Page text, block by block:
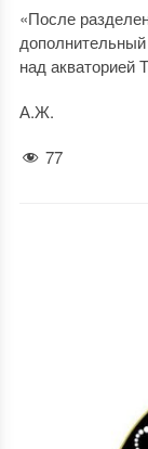
«После
над акваторией
А.Ж.
77